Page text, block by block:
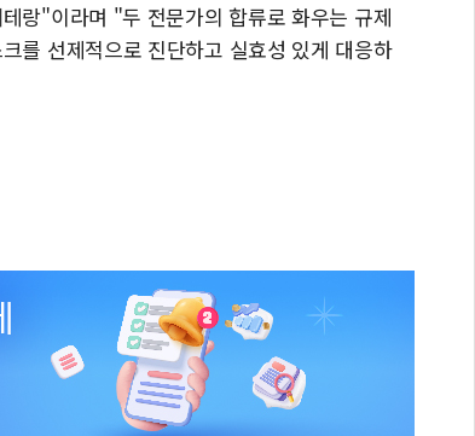
랑"이라며 "두 전문가의 합류로 화우는 규제
를 선제적으로 진단하고 실효성 있게 대응하